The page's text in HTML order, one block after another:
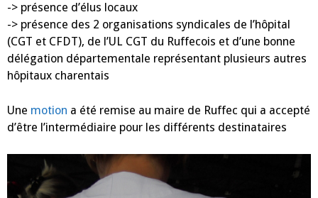
-> présence d’élus locaux
-> présence des 2 organisations syndicales de l’hôpital
(CGT et CFDT), de l’UL CGT du Ruffecois et d’une bonne
délégation départementale représentant plusieurs autres
hôpitaux charentais
Une motion a été remise au maire de Ruffec qui a accepté
d’être l’intermédiaire pour les différents destinataires